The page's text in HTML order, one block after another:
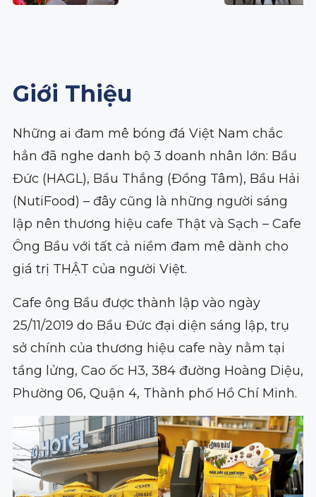
Giới Thiệu
Những ai đam mê bóng đá Việt Nam chắc
hẳn đã nghe danh bộ 3 doanh nhân lớn: Bầu
Đức (HAGL), Bầu Thắng (Đồng Tâm), Bầu Hải
(NutiFood) – đây cũng là những người sáng
lập nên thương hiệu cafe Thật và Sạch – Cafe
Ông Bầu với tất cả niềm đam mê dành cho
giá trị THẬT của người Việt.
Cafe ông Bầu được thành lập vào ngày
25/11/2019 do Bầu Đức đại diện sáng lập, trụ
sở chính của thương hiệu cafe này nằm tại
tầng lửng, Cao ốc H3, 384 đường Hoàng Diệu,
Phường 06, Quận 4, Thành phố Hồ Chí Minh.